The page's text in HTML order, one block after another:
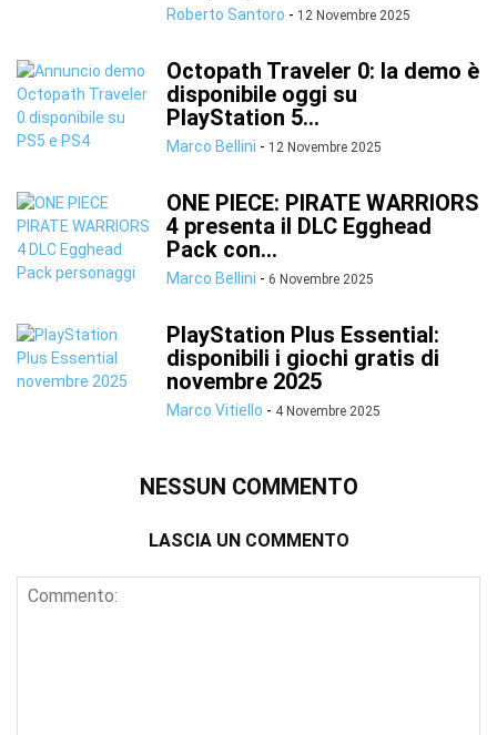
Roberto Santoro - 12 Novembre 2025
Octopath Traveler 0: la demo è
disponibile oggi su
PlayStation 5...
Marco Bellini - 12 Novembre 2025
ONE PIECE: PIRATE WARRIORS
4 presenta il DLC Egghead
Pack con...
Marco Bellini - 6 Novembre 2025
PlayStation Plus Essential:
disponibili i giochi gratis di
novembre 2025
Marco Vitiello - 4 Novembre 2025
NESSUN COMMENTO
LASCIA UN COMMENTO